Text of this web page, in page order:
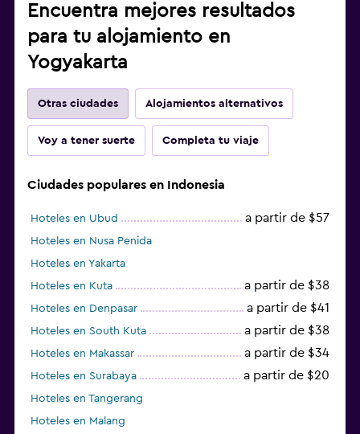
Encuentra mejores resultados
para tu alojamiento en
Yogyakarta
Otras ciudades Alojamientos alternativos
Voy a tener suerte Completa tu viaje
Ciudades populares en Indonesia
Hoteles en Ubud a partir de $57
Hoteles en Nusa Penida
Hoteles en Yakarta
Hoteles en Kuta
a partir de $38
Hoteles en Denpasar a partir de $41
Hoteles en South Kuta a partir de $38
Hoteles en Makassar a partir de $34
Hoteles en Surabaya a partir de $20
Hoteles en Tangerang
Hoteles en Malang